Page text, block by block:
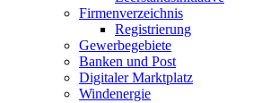
Firmenverzeichnis
Registrierung
Gewerbegebiete
Banken und Post
Digitaler Marktplatz
Windenergie